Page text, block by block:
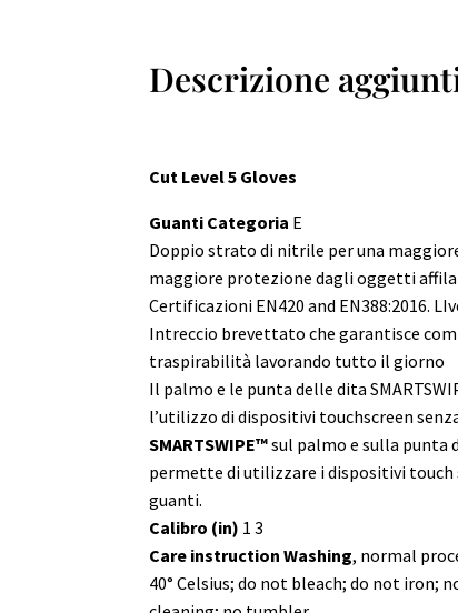
Descrizione
Cut Level 5 Gloves
Guanti Categoria E
Doppio strato di nitrile per una
maggiore protezione dagli oggetti
Certificazioni EN420 and EN388:2016.
Intreccio brevettato che garantisce
traspirabilità lavorando tutto il giorno
Il palmo e le punta delle dita
l’utilizzo di dispositivi touchscreen
SMARTSWIPE™sul palmo e sulla punta
permette di utilizzare i dispositivi touch
guanti.
Calibro (in) 1 3
Care instruction Washing, normal
40° Celsius; do not bleach; do not iron;